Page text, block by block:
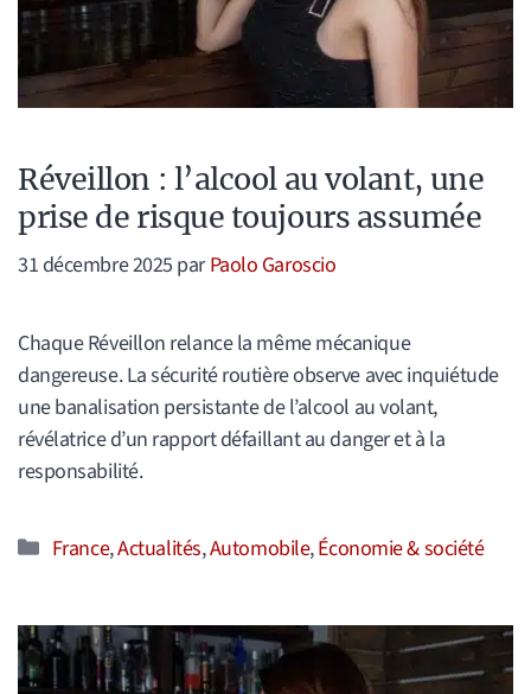
Réveillon : l’alcool au volant, une
prise de risque toujours assumée
31 décembre 2025 parPaolo Garoscio
Chaque Réveillon relance la même mécanique
dangereuse. La sécurité routière observe avec inquiétude
une banalisation persistante de l’alcool au volant,
révélatrice d’un rapport défaillant au danger et à la
responsabilité.
Catégories
France,Actualités,Automobile,Économie & société